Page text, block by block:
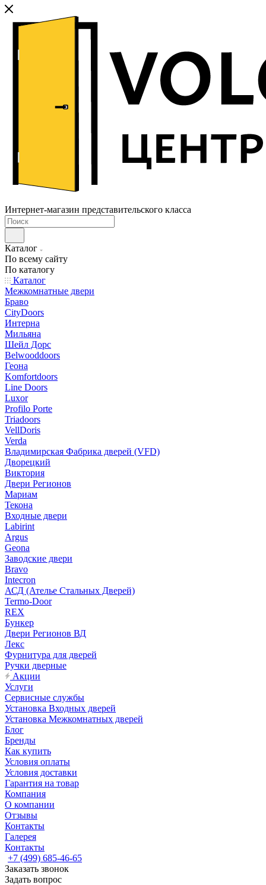
Интернет-магазин представительского класса
Каталог
По всему сайту
По каталогу
Каталог
Межкомнатные двери
Браво
CityDoors
Интерна
Мильяна
Шейл Дорс
Belwooddoors
Геона
Komfortdoors
Line Doors
Luxor
Profilo Porte
Triadoors
VellDoris
Verda
Владимирская Фабрика дверей (VFD)
Дворецкий
Виктория
Двери Регионов
Мариам
Текона
Входные двери
Labirint
Argus
Geona
Заводские двери
Bravo
Intecron
АСД (Ателье Стальных Дверей)
Termo-Door
REX
Бункер
Двери Регионов ВД
Лекс
Фурнитура для дверей
Ручки дверные
Акции
Услуги
Сервисные службы
Установка Входных дверей
Установка Межкомнатных дверей
Блог
Бренды
Как купить
Условия оплаты
Условия доставки
Гарантия на товар
Компания
О компании
Отзывы
Контакты
Галерея
Контакты
+7 (499) 685-46-65
Заказать звонок
Задать вопрос